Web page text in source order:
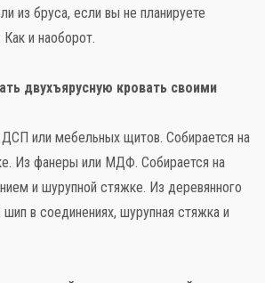
из бруса, если вы не планируете
и наоборот.
двухъярусную кровать своими
ДСП или мебельных щитов. Собирается на
Из фанеры или МДФ. Собирается на
и шурупной стяжке. Из деревянного
в соединениях, шурупная стяжка и